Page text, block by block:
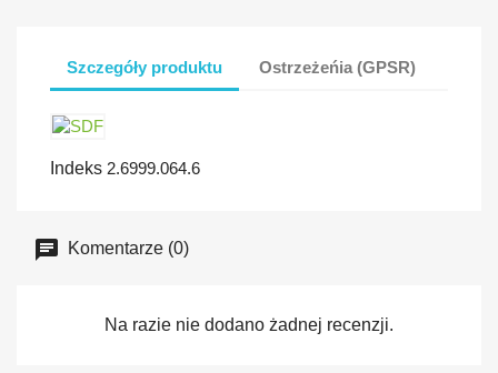
Szczegóły produktu Ostrzeżeńia (GPSR)
Indeks 2.6999.064.6
Komentarze (0)
Na razie nie dodano żadnej recenzji.